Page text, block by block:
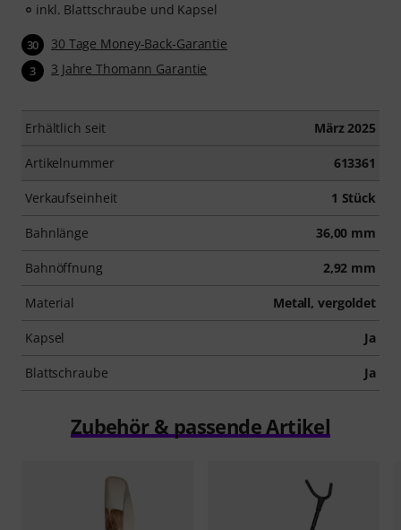
inkl. Blattschraube und Kapsel
30 30 Tage Money-Back-Garantie
3 3 Jahre Thomann Garantie
Erhältlich seit März 2025
Artikelnummer 613361
Verkaufseinheit 1 Stück
Bahnlänge 36,00 mm
Bahnöffnung 2,92 mm
Material Metall, vergoldet
Kapsel Ja
Blattschraube Ja
Zubehör & passende Artikel